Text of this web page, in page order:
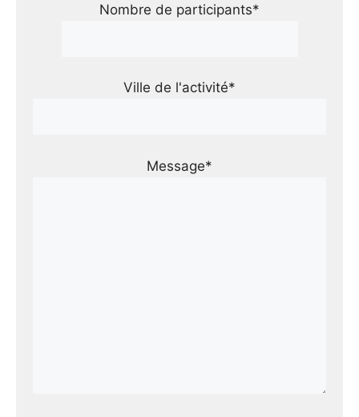
Nombre de participants*
Ville de l'activité*
Message*